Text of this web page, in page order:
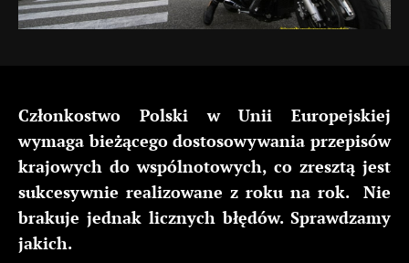
Członkostwo Polski w Unii Europejskiej
wymaga bieżącego dostosowywania przepisów
krajowych do wspólnotowych, co zresztą jest
sukcesywnie realizowane z roku na rok. Nie
brakuje jednak licznych błędów. Sprawdzamy
jakich.